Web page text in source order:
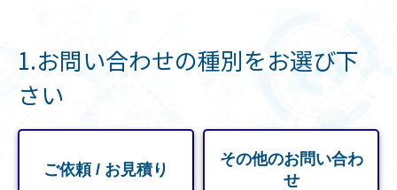
1.お問い合わせの種別をお選び下
さい
ご依頼 / お見積り
その他のお問い合わ
せ